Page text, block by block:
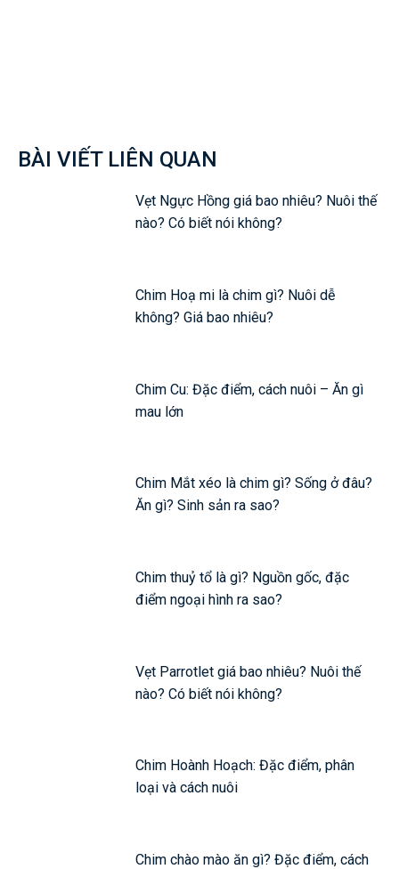
BÀI VIẾT LIÊN QUAN
Vẹt Ngực Hồng giá bao nhiêu? Nuôi thế
nào? Có biết nói không?
Chim Hoạ mi là chim gì? Nuôi dễ
không? Giá bao nhiêu?
Chim Cu: Đặc điểm, cách nuôi – Ăn gì
mau lớn
Chim Mắt xéo là chim gì? Sống ở đâu?
Ăn gì? Sinh sản ra sao?
Chim thuỷ tổ là gì? Nguồn gốc, đặc
điểm ngoại hình ra sao?
Vẹt Parrotlet giá bao nhiêu? Nuôi thế
nào? Có biết nói không?
Chim Hoành Hoạch: Đặc điểm, phân
loại và cách nuôi
Chim chào mào ăn gì? Đặc điểm, cách